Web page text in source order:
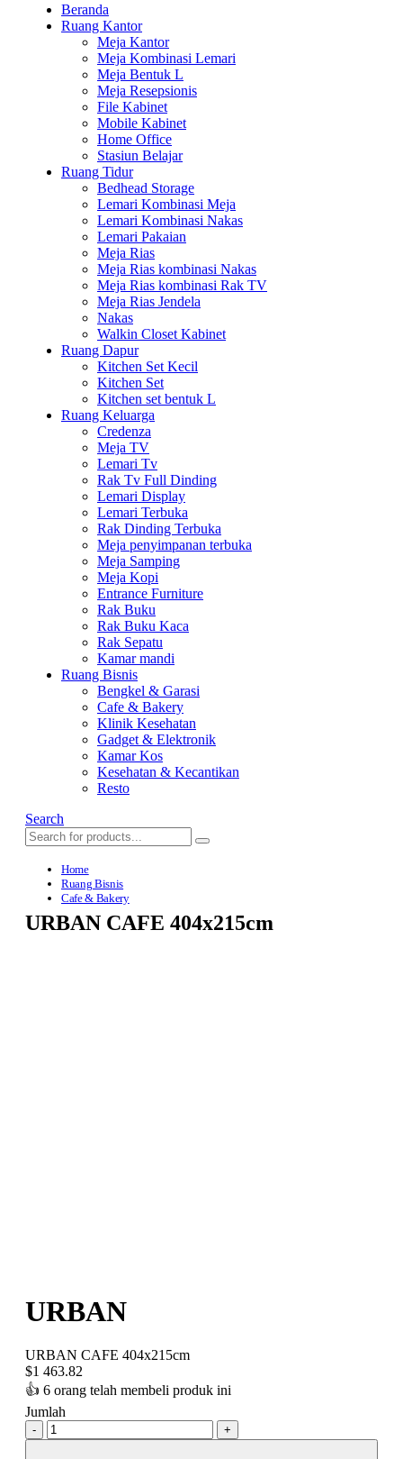
Beranda
Ruang Kantor
Meja Kantor
Meja Kombinasi Lemari
Meja Bentuk L
Meja Resepsionis
File Kabinet
Mobile Kabinet
Home Office
Stasiun Belajar
Ruang Tidur
Bedhead Storage
Lemari Kombinasi Meja
Lemari Kombinasi Nakas
Lemari Pakaian
Meja Rias
Meja Rias kombinasi Nakas
Meja Rias kombinasi Rak TV
Meja Rias Jendela
Nakas
Walkin Closet Kabinet
Ruang Dapur
Kitchen Set Kecil
Kitchen Set
Kitchen set bentuk L
Ruang Keluarga
Credenza
Meja TV
Lemari Tv
Rak Tv Full Dinding
Lemari Display
Lemari Terbuka
Rak Dinding Terbuka
Meja penyimpanan terbuka
Meja Samping
Meja Kopi
Entrance Furniture
Rak Buku
Rak Buku Kaca
Rak Sepatu
Kamar mandi
Ruang Bisnis
Bengkel & Garasi
Cafe & Bakery
Klinik Kesehatan
Gadget & Elektronik
Kamar Kos
Kesehatan & Kecantikan
Resto
Search
Home
Ruang Bisnis
Cafe & Bakery
URBAN CAFE 404x215cm
URBAN
URBAN CAFE 404x215cm
$1 463.82
👍 6 orang telah membeli produk ini
Jumlah
- +